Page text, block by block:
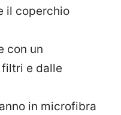
il coperchio
con un
e dalle
in microfibra